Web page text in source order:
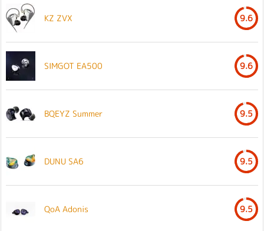
KZ ZVX 9.6
SIMGOT EA500 9.6
BQEYZ Summer 9.5
DUNU SA6 9.5
QoA Adonis 9.5